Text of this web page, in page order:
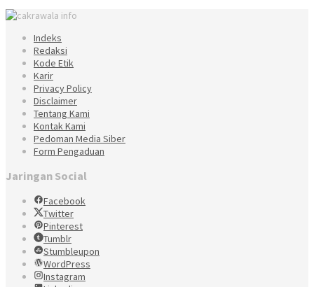
Indeks
Redaksi
Kode Etik
Karir
Privacy Policy
Disclaimer
Tentang Kami
Kontak Kami
Pedoman Media Siber
Form Pengaduan
Jaringan Social
Facebook
Twitter
Pinterest
Tumblr
Stumbleupon
WordPress
Instagram